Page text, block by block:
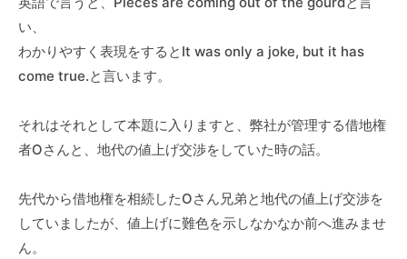
い、
わかりやすく表現をするとIt was only a joke, but it has
come true.と言います。
それはそれとして本題に入りますと、弊社が管理する借地権
者Оさんと、地代の値上げ交渉をしていた時の話。
先代から借地権を相続したОさん兄弟と地代の値上げ交渉を
していましたが、値上げに難色を示しなかなか前へ進みませ
ん。